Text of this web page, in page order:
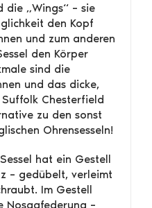
die „Wings“ – sie
den Kopf
und zum anderen
den Körper
sind die
und das dicke,
Suffolk Chesterfield
zu den sonst
Ohrensesseln!
hat ein Gestell
– gedübelt, verleimt
Im Gestell
Nosagfederung –